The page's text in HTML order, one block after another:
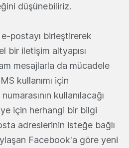
düşünebiliriz.
postayı birleştirerek
bir iletişim altyapısı
mesajlarla da mücadele
kullanımı için
numarasının kullanılacağı
için herhangi bir bilgi
adreslerinin isteğe bağlı
Facebook'a göre yeni